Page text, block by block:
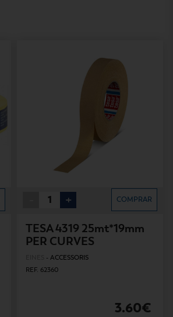
+ COMPRAR
TESA 4319 25mt*19mm
PER CURVES
- ACCESSORIS
REF. 62360
3.60€